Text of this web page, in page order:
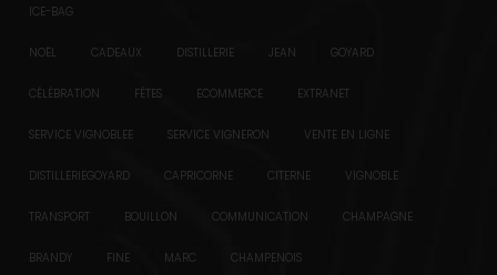
ICE-BAG
NOËL CADEAUX DISTILLERIE JEAN GOYARD
CÉLÉBRATION FÊTES ECOMMERCE EXTRANET
SERVICE VIGNOBLEE SERVICE VIGNERON VENTE EN LIGNE
DISTILLERIEGOYARD CAPRICORNE CITERNE VIGNOBLE
TRANSPORT BOUILLON COMMUNICATION CHAMPAGNE
BRANDY FINE MARC CHAMPENOIS